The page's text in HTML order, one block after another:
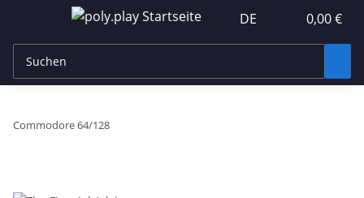
DE 0,00 €
Commodore 64/128